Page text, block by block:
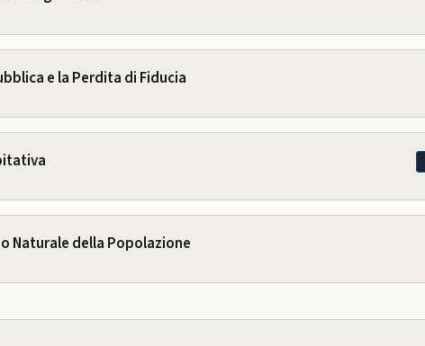
e la Perdita di Fiducia
Naturale della Popolazione